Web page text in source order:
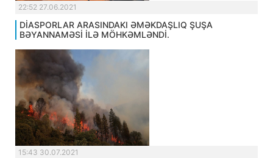
22:52 27.06.2021
DİASPORLAR ARASINDAKI ƏMƏKDAŞLIQ ŞUŞA
BƏYANNAMƏSİ İLƏ MÖHKƏMLƏNDİ.
15:43 30.07.2021